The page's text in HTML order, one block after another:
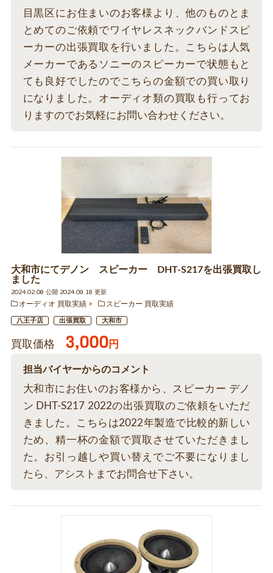
目黒区にお住まいのお客様より、他のものとま
とめてのご依頼でワイヤレスネックバンドスピ
ーカーの出張買取を行いました。こちらは人気
メーカーであるソニーのスピーカーで状態もと
ても良好でしたのでこちらの金額での買い取り
になりました。オーディオ類の買取も行ってお
りますのでお気軽にお問い合わせください。
大和市にてデノン スピーカー DHT-S217を出張買取し
ました
2024.02.08 公開 2024.09.18 更新
オーディオ 買取実績
スピーカー 買取実績
八王子店 出張買取 大和市
買取価格 3,000円
担当バイヤーからのコメント
大和市にお住いのお客様から、スピーカー デノ
ン DHT-S217 2022の出張買取のご依頼をいただ
きました。こちらは2022年製造で比較的新しい
ため、精一杯の金額で買取させていただきまし
た。お引っ越しや買い替えでご不要になりまし
たら、アシストまでお問合せ下さい。